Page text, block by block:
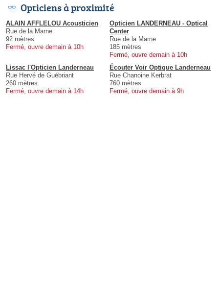
Opticiens à proximité
ALAIN AFFLELOU Acousticien
Rue de la Marne
92 mètres
Fermé, ouvre demain à 10h
Opticien LANDERNEAU - Optical
Center
Rue de la Marne
185 mètres
Fermé, ouvre demain à 10h
Lissac l'Opticien Landerneau
Rue Hervé de Guébriant
260 mètres
Fermé, ouvre demain à 14h
Écouter Voir Optique Landerneau
Rue Chanoine Kerbrat
760 mètres
Fermé, ouvre demain à 9h